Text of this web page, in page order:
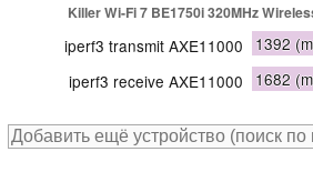
Killer Wi-Fi 7 BE1750i 320MHz
iperf3 transmit AXE11000 1392
iperf3 receive AXE11000
1682